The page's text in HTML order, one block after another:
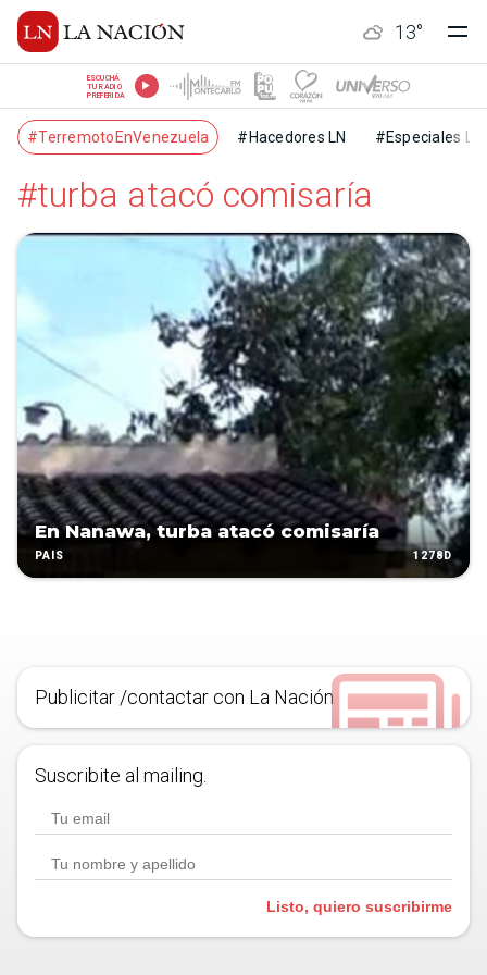
13°
ESCUCHÁ
TU RADIO
PREFERIDA
#TerremotoEnVenezuela #Hacedores LN #Especiales LN
#turba atacó comisaría
En Nanawa, turba atacó comisaría
PAÍS 1278D
Publicitar /contactar con La Nación
Suscribite al mailing.
Listo, quiero suscribirme